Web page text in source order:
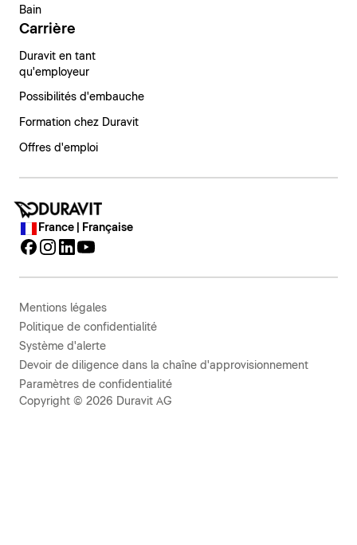
Bain
Carrière
Duravit en tant
qu'employeur
Possibilités d'embauche
Formation chez Duravit
Offres d'emploi
France | Française
Mentions légales
Politique de confidentialité
Système d'alerte
Devoir de diligence dans la chaîne d'approvisionnement
Paramètres de confidentialité
Copyright © 2026 Duravit AG